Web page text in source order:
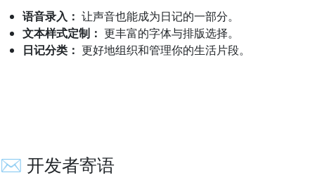
语音录入： 让声音也能成为日记的一部分。
文本样式定制： 更丰富的字体与排版选择。
日记分类： 更好地组织和管理你的生活片段。
✉️ 开发者寄语